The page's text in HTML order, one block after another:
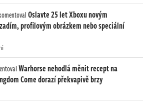
Oslavte 25 let Xboxu novým
profilovým obrázkem nebo speciální
Warhorse nehodlá měnit recept na
Come dorazí překvapivě brzy